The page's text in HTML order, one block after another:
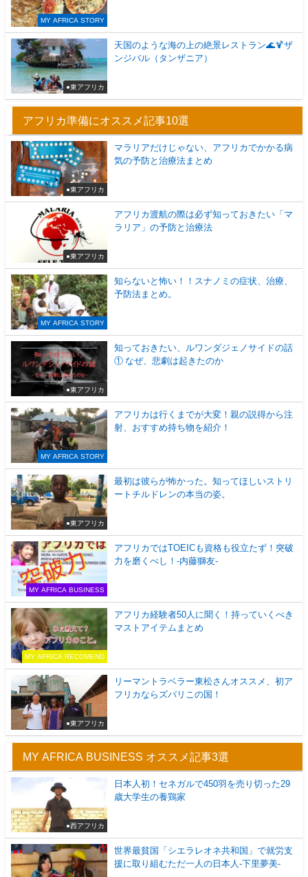
MY AFRICA STORY
●東アフリカ
天国のような海の上の絶景レストラン🌊🍹ザ
ンジバル（タンザニア）
アフリカ準備にオススメ記事10選
●東アフリカ
マラリアだけじゃない、アフリカでかかる病
気の予防と治療法まとめ
●東アフリカ
アフリカ渡航の際は必ず知っておきたい「マ
ラリア」の予防と治療法
MY AFRICA STORY
知らないと怖い！！スナノミの症状、治療、
予防法まとめ。
●東アフリカ
知っておきたい、ルワンダジェノサイドの話
① なぜ、悲劇は起きたのか
MY AFRICA STORY
アフリカは行くまでが大変！親の説得から注
射、おすすめ持ち物を紹介！
●東アフリカ
最初は彼らが怖かった。知ってほしいストリ
ートチルドレンの本当の姿。
MY AFRICA BUSINESS
アフリカではTOEICも資格も役立たず！突破
力を磨くべし！-内藤獅友-
MY AFRICA RECOMEND
アフリカ経験者50人に聞く！持っていくべき
マストアイテムまとめ
●東アフリカ
リーマントラベラー東松さんオススメ、初ア
フリカならズバリこの国！
MY AFRICA BUSINESS オススメ記事3選
●西アフリカ
日本人初！セネガルで450羽を売り切った29
歳大学生の養鶏家
世界最貧国「シエラレオネ共和国」で就労支
援に取り組むただ一人の日本人-下里夢美-